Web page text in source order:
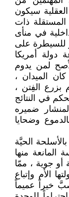
سيكون
المستقلة ذات
في منأى
للسيطرة على
دولة أمريكا
لمن يدوم
الميدان ،
بزرع الفِتن ،
في النتائج
ضميره
وضحايا
الحيَّة
منها
أو جوية ، ممّا
الأم وإتباع
خيراً عميماً